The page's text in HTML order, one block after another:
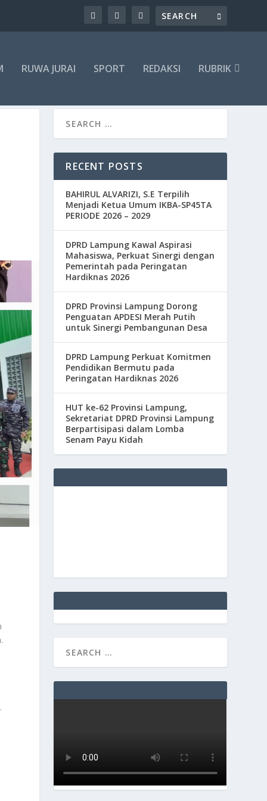
RUWA JURAI SPORT REDAKSI RUBRIK
RECENT POSTS
BAHIRUL ALVARIZI, S.E Terpilih
Menjadi Ketua Umum IKBA-SP45TA
PERIODE 2026 – 2029
DPRD Lampung Kawal Aspirasi
Mahasiswa, Perkuat Sinergi dengan
Pemerintah pada Peringatan
Hardiknas 2026
DPRD Provinsi Lampung Dorong
Penguatan APDESI Merah Putih
untuk Sinergi Pembangunan Desa
DPRD Lampung Perkuat Komitmen
Pendidikan Bermutu pada
Peringatan Hardiknas 2026
HUT ke-62 Provinsi Lampung,
Sekretariat DPRD Provinsi Lampung
Berpartisipasi dalam Lomba
Senam Payu Kidah